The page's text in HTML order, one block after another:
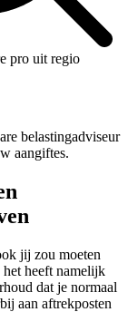
pro uit regio
belastingadviseur
aangiftes.
jij zou moeten
heeft namelijk
dat je normaal
aan aftrekposten